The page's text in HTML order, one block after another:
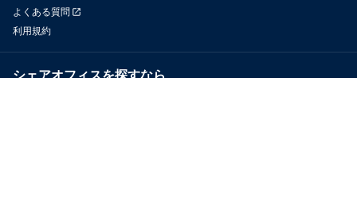
よくある質問
利用規約
シェアオフィスを探すなら